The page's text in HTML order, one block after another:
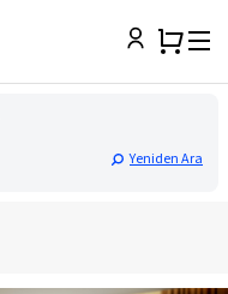
Yeniden Ara